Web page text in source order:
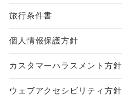
旅行条件書
個人情報保護方針
カスタマーハラスメント方針
ウェブアクセシビリティ方針